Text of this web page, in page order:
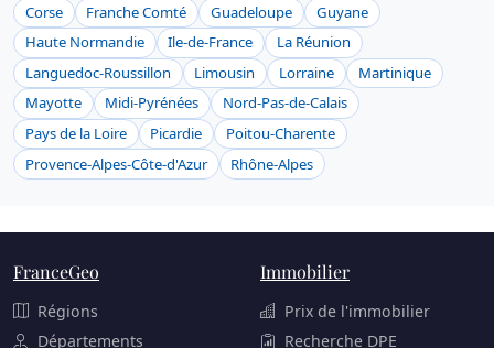
Corse
Franche Comté Guadeloupe
Guyane
Haute Normandie
Ile-de-France
La Réunion
Languedoc-Roussillon
Limousin Lorraine
Martinique
Mayotte
Midi-Pyrénées
Nord-Pas-de-Calais
Pays de la Loire
Picardie
Poitou-Charente
Provence-Alpes-Côte-d'Azur
Rhône-Alpes
FranceGeo
Régions
Départements
Immobilier
Prix de l'immobilier
Recherche DPE